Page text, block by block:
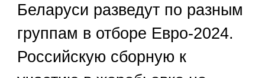
Беларуси разведут по разным
группам в отборе Евро-2024.
Российскую сборную к